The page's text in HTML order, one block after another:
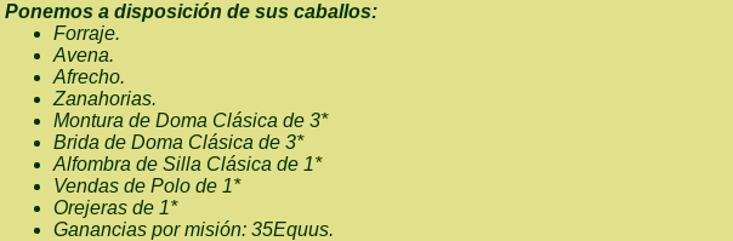
Ponemos a disposición de sus caballos:
Forraje.
Avena.
Afrecho.
Zanahorias.
Montura de Doma Clásica de 3*
Brida de Doma Clásica de 3*
Alfombra de Silla Clásica de 1*
Vendas de Polo de 1*
Orejeras de 1*
Ganancias por misión: 35Equus.